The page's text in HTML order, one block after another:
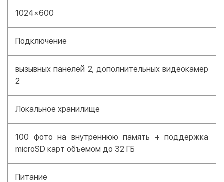
1024×600
Подключение
вызывных панелей 2; дополнительных видеокамер
2
Локальное хранилище
100 фото на внутреннюю память + поддержка
microSD карт объемом до 32 ГБ
Питание